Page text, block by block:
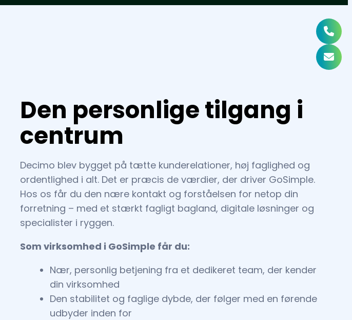
Den personlige tilgang i
centrum
Decimo blev bygget på tætte kunderelationer, høj faglighed og
ordentlighed i alt. Det er præcis de værdier, der driver GoSimple.
Hos os får du den nære kontakt og forståelsen for netop din
forretning – med et stærkt fagligt bagland, digitale løsninger og
specialister i ryggen.
Som virksomhed i GoSimple får du:
Nær, personlig betjening fra et dedikeret team, der kender
din virksomhed
Den stabilitet og faglige dybde, der følger med en førende
udbyder inden for